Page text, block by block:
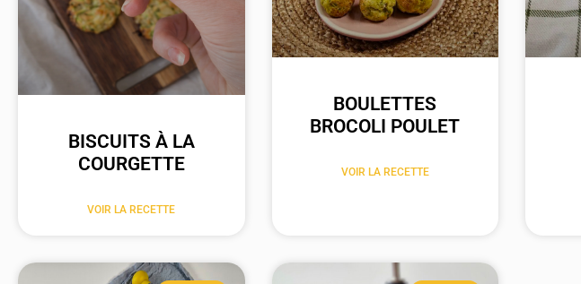
BISCUITS À LA
COURGETTE
VOIR LA RECETTE
BOULETTES
BROCOLI POULET
VOIR LA RECETTE